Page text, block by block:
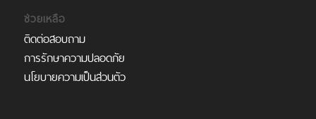
ช่วยเหลือ
ติดต่อสอบถาม
การรักษาความปลอดภัย
นโยบายความเป็นส่วนตัว